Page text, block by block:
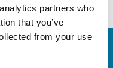
partners who
that you’ve
from your use